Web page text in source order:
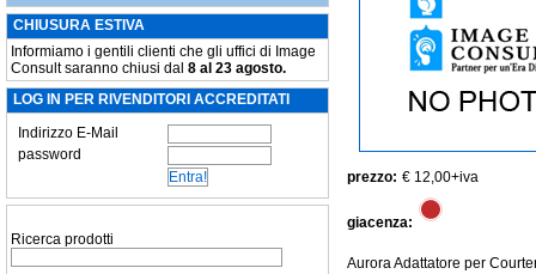
CHIUSURA ESTIVA
Informiamo i gentili clienti che gli uffici di Image
Consult saranno chiusi dal 8 al 23 agosto.
LOG IN PER RIVENDITORI ACCREDITATI
Indirizzo E-Mail
password
Ricerca prodotti
prezzo: € 12,00+iva
giacenza:
Aurora Adattatore per